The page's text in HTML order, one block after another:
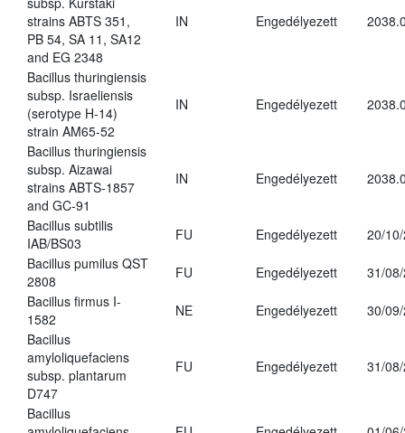
strains ABTS 351,
PB 54, SA 11, SA12
and EG 2348
IN Engedélyezett
Bacillus thuringiensis
subsp. Israeliensis
(serotype H-14)
strain AM65-52
IN Engedélyezett
Bacillus thuringiensis
subsp. Aizawai
strains ABTS-1857
and GC-91
IN Engedélyezett
Bacillus subtilis
IAB/BS03
FU Engedélyezett
20/
Bacillus pumilus QST
2808
FU Engedélyezett
31/
Bacillus firmus I-
1582
NE Engedélyezett
30/
Bacillus
amyloliquefaciens
subsp. plantarum
D747
FU Engedélyezett 31/
Bacillus